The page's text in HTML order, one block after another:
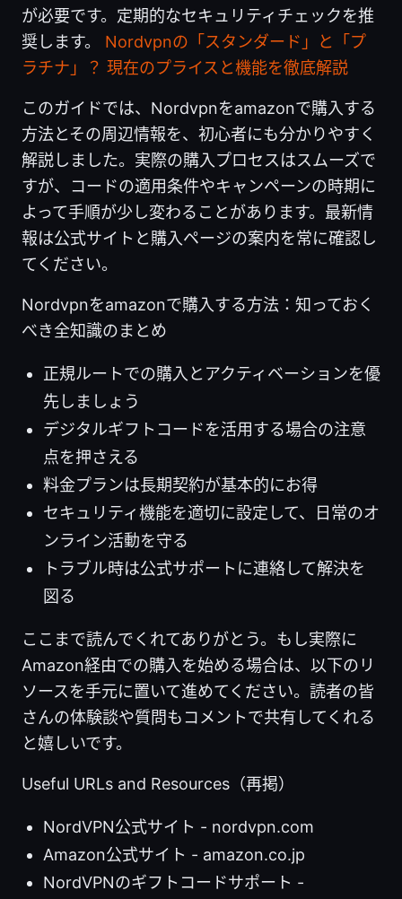
が必要です。定期的なセキュリティチェックを推
奨します。 Nordvpnの「スタンダード」と「プ
ラチナ」？ 現在のプライスと機能を徹底解説
このガイドでは、Nordvpnをamazonで購入する
方法とその周辺情報を、初心者にも分かりやすく
解説しました。実際の購入プロセスはスムーズで
すが、コードの適用条件やキャンペーンの時期に
よって手順が少し変わることがあります。最新情
報は公式サイトと購入ページの案内を常に確認し
てください。
Nordvpnをamazonで購入する方法：知っておく
べき全知識のまとめ
正規ルートでの購入とアクティベーションを優
先しましょう
デジタルギフトコードを活用する場合の注意
点を押さえる
料金プランは長期契約が基本的にお得
セキュリティ機能を適切に設定して、日常のオ
ンライン活動を守る
トラブル時は公式サポートに連絡して解決を
図る
ここまで読んでくれてありがとう。もし実際に
Amazon経由での購入を始める場合は、以下のリ
ソースを手元に置いて進めてください。読者の皆
さんの体験談や質問もコメントで共有してくれる
と嬉しいです。
Useful URLs and Resources（再掲）
NordVPN公式サイト - nordvpn.com
Amazon公式サイト - amazon.co.jp
NordVPNのギフトコードサポート -